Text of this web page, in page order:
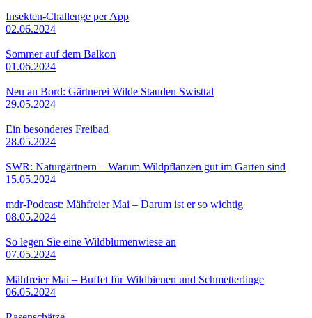
Insekten-Challenge per App
02.06.2024
Sommer auf dem Balkon
01.06.2024
Neu an Bord: Gärtnerei Wilde Stauden Swisttal
29.05.2024
Ein besonderes Freibad
28.05.2024
SWR: Naturgärtnern – Warum Wildpflanzen gut im Garten sind
15.05.2024
mdr-Podcast: Mähfreier Mai – Darum ist er so wichtig
08.05.2024
So legen Sie eine Wildblumenwiese an
07.05.2024
Mähfreier Mai – Buffet für Wildbienen und Schmetterlinge
06.05.2024